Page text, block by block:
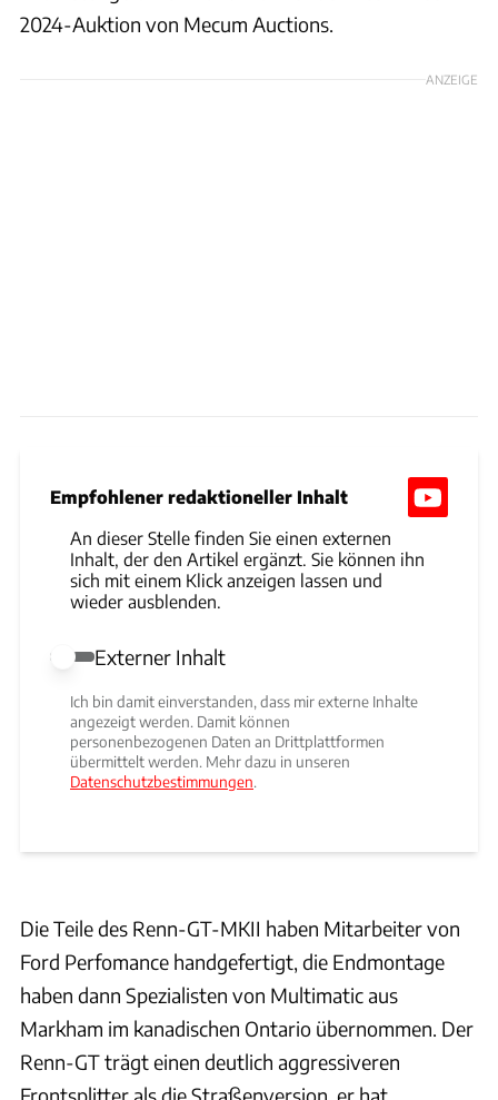
2024-Auktion von Mecum Auctions.
ANZEIGE
Empfohlener redaktioneller Inhalt
An dieser Stelle finden Sie einen externen
Inhalt, der den Artikel ergänzt. Sie können ihn
sich mit einem Klick anzeigen lassen und
wieder ausblenden.
Externer Inhalt erlauben
Externer Inhalt
Ich bin damit einverstanden, dass mir externe Inhalte
angezeigt werden. Damit können
personenbezogenen Daten an Drittplattformen
übermittelt werden. Mehr dazu in unseren
Datenschutzbestimmungen.
Die Teile des Renn-GT-MKII haben Mitarbeiter von
Ford Perfomance handgefertigt, die Endmontage
haben dann Spezialisten von Multimatic aus
Markham im kanadischen Ontario übernommen. Der
Renn-GT trägt einen deutlich aggressiveren
Frontsplitter als die Straßenversion, er hat